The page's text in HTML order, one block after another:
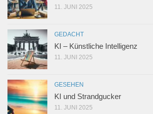
11. JUNI 2025
GEDACHT
KI – Künstliche Intelligenz
11. JUNI 2025
GESEHEN
KI und Strandgucker
11. JUNI 2025